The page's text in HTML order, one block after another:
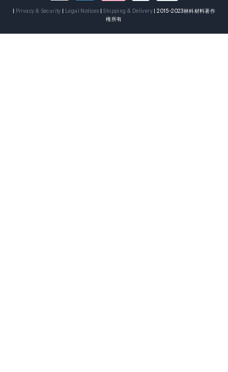
Privacy & Security Legal Notices Shipping & Delivery | 2015-2023林科材料著作
権所有